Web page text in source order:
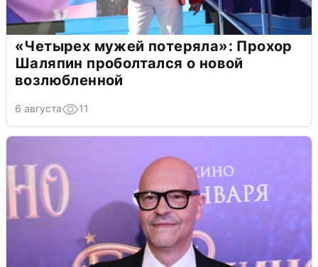
«Четырех мужей потеряла»: Прохор
Шаляпин проболтался о новой
возлюбленной
6 августа 11